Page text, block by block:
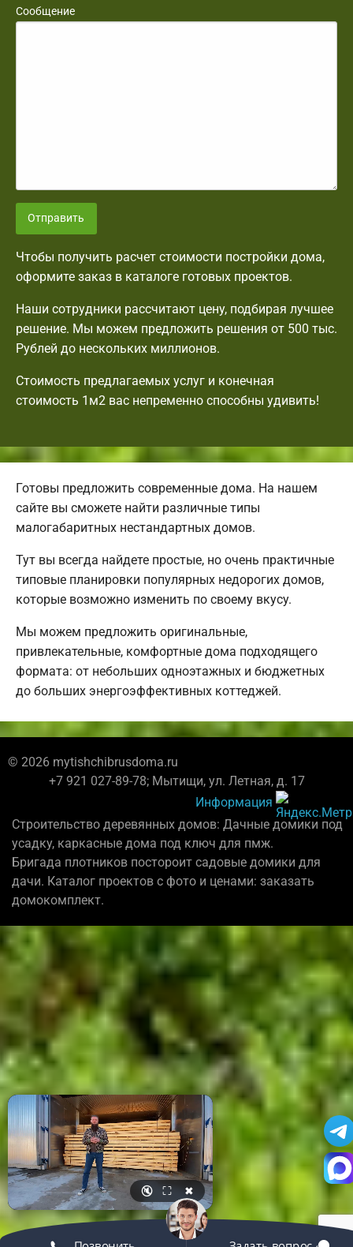
Сообщение
Отправить
Чтобы получить расчет стоимости постройки дома,
оформите заказ в каталоге готовых проектов.
Наши сотрудники рассчитают цену, подбирая лучшее
решение. Мы можем предложить решения от 500 тыс.
Рублей до нескольких миллионов.
Стоимость предлагаемых услуг и конечная
стоимость 1м2 вас непременно способны удивить!
Готовы предложить современные дома. На нашем
сайте вы сможете найти различные типы
малогабаритных нестандартных домов.
Тут вы всегда найдете простые, но очень практичные
типовые планировки популярных недорогих домов,
которые возможно изменить по своему вкусу.
Мы можем предложить оригинальные,
привлекательные, комфортные дома подходящего
формата: от небольших одноэтажных и бюджетных
до больших энергоэффективных коттеджей.
© 2026 mytishchibrusdoma.ru
+7 921 027-89-78; Мытищи, ул. Летная, д. 17
Информация
Строительство деревянных домов: Дачные домики под
усадку, каркасные дома под ключ для пмж.
Бригада плотников постороит садовые домики для
дачи. Каталог проектов с фото и ценами: заказать
домокомплект.
🔇 ⛶ ✖